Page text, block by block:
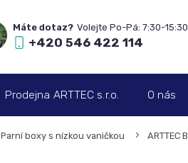
+420 546 422 114
Prodejna ARTTEC s.r.o. O nás
Parní boxy s nízkou vaničkou ARTTEC